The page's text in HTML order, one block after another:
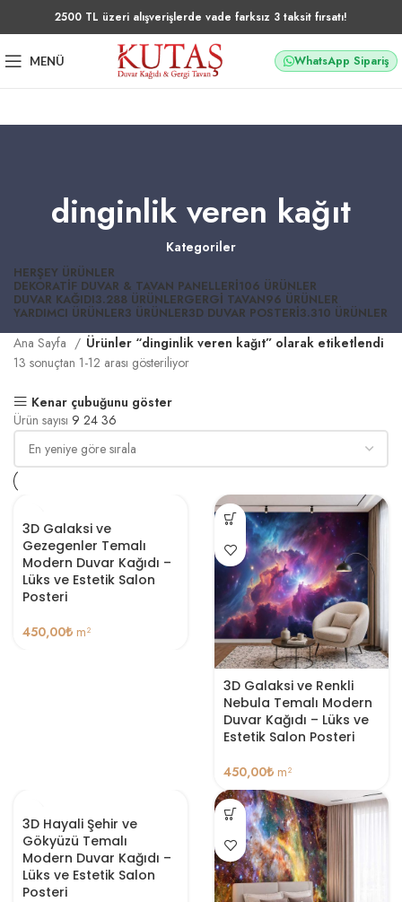
2500 TL üzeri alışverişlerde vade farksız 3 taksit fırsatı!
MENÜ WhatsApp Sipariş
dinginlik veren kağıt
Kategoriler
HERŞEY ÜRÜNLER
DEKORATIF DUVAR & TAVAN PANELLERI106 ÜRÜNLER
DUVAR KAĞIDI3.288 ÜRÜNLERGERGI TAVAN96 ÜRÜNLER
YARDIMCI ÜRÜNLER3 ÜRÜNLER3D DUVAR POSTERI3.310 ÜRÜNLER
Ana Sayfa
Ürünler “dinginlik veren kağıt” olarak etiketlendi
13 sonuçtan 1-12 arası gösteriliyor
Kenar çubuğunu göster
Ürün sayısı 9 24 36
3D Galaksi ve
Gezegenler Temalı
Modern Duvar Kağıdı –
Lüks ve Estetik Salon
Posteri
450,00₺ m²
3D Galaksi ve Renkli
Nebula Temalı Modern
Duvar Kağıdı – Lüks ve
Estetik Salon Posteri
450,00₺ m²
3D Hayali Şehir ve
Gökyüzü Temalı
Modern Duvar Kağıdı –
Lüks ve Estetik Salon
Posteri